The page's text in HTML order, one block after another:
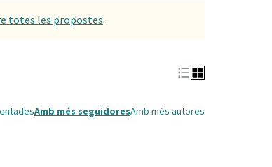
totes les propostes.
Amb més seguidoresAmb més autores